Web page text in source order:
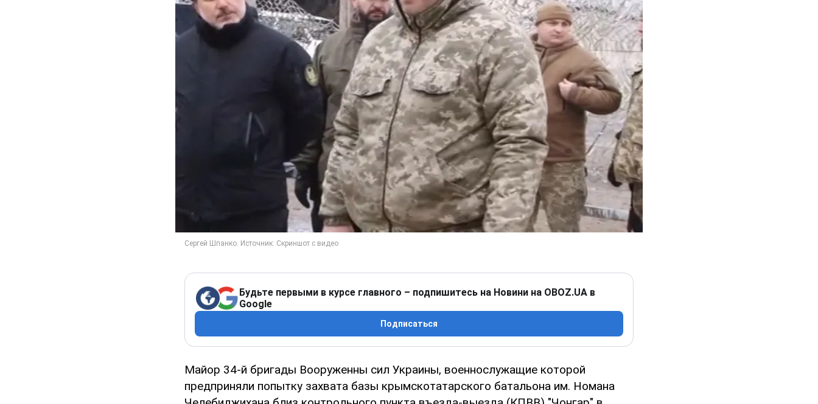
Будьте первыми в курсе главного – подпишитесь на Новини на OBOZ.UA в
Google
Подписаться
Майор 34-й бригады Вооруженны сил Украины, военнослужащие которой
предприняли попытку захвата базы крымскотатарского батальона им. Номана